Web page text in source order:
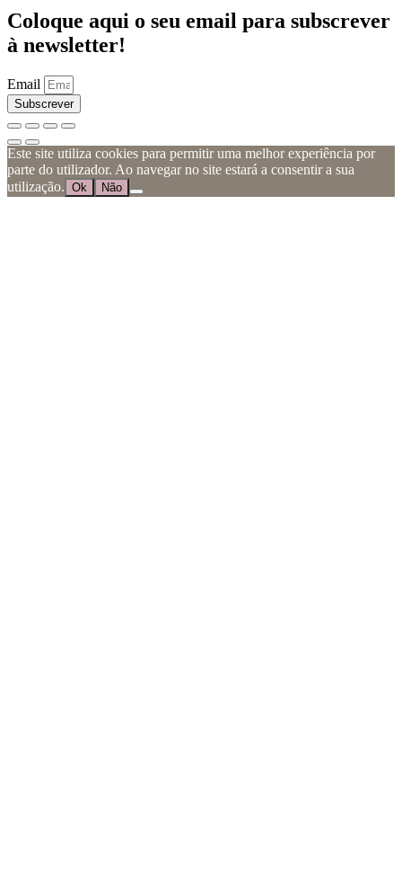
Coloque aqui o seu email para subscrever
à newsletter!
Email
Subscrever
Este site utiliza cookies para permitir uma melhor experiência por
parte do utilizador. Ao navegar no site estará a consentir a sua
utilização. Ok Não